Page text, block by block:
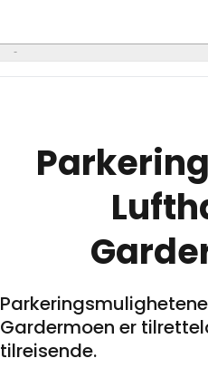
Gardermoen er
tilreisende.